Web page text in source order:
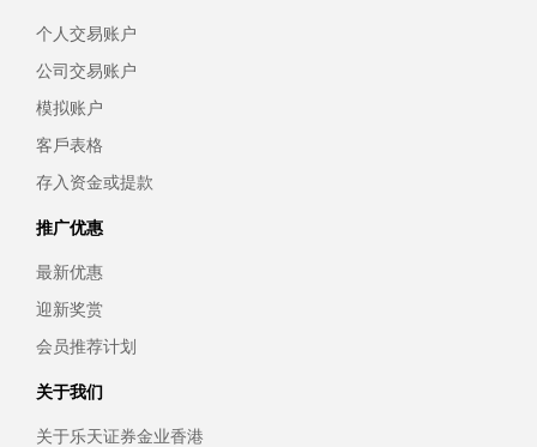
个人交易账户
公司交易账户
模拟账户
客戶表格
存入资金或提款
推广优惠
最新优惠
迎新奖赏
会员推荐计划
关于我们
关于乐天证券金业香港